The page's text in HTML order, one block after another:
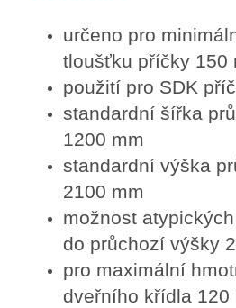
určeno pro
tloušťku příčky 150
použití pro SDK
standardní šířka
1200 mm
standardní výška
2100 mm
možnost
do průchozí výšky
pro maximální
dveřního křídla 120